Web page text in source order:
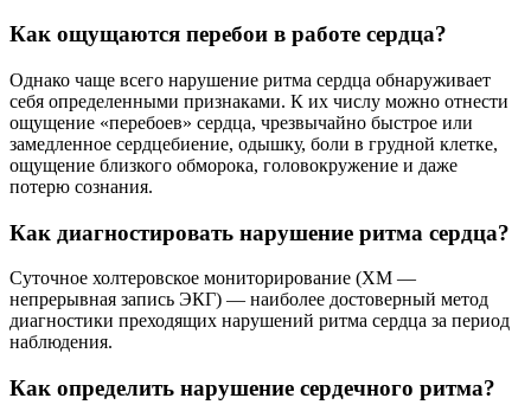
Как ощущаются перебои в работе сердца?
Однако чаще всего нарушение ритма сердца обнаруживает
себя определенными признаками. К их числу можно отнести
ощущение «перебоев» сердца, чрезвычайно быстрое или
замедленное сердцебиение, одышку, боли в грудной клетке,
ощущение близкого обморока, головокружение и даже
потерю сознания.
Как диагностировать нарушение ритма сердца?
Суточное холтеровское мониторирование (ХМ —
непрерывная запись ЭКГ) — наиболее достоверный метод
диагностики преходящих нарушений ритма сердца за период
наблюдения.
Как определить нарушение сердечного ритма?